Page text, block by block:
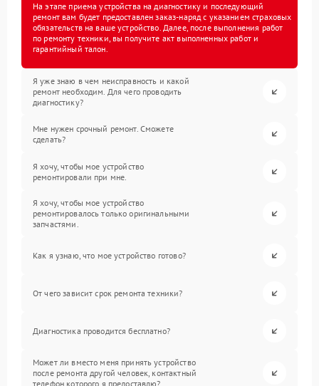
На этапе приема устройства на диагностику и последующий
ремонт вам будет предоставлен заказ-наряд с указанием страховых
обязательств на ваше устройство. Далее, после выполнения работ
по ремонту техники, вы получите акт выполненных работ и
гарантийный талон.
Я уже знаю в чем неисправность и какой
ремонт необходим. Для чего проводить
диагностику?
Мне нужен срочный ремонт. Сможете
сделать?
Я хочу, чтобы мое устройство
ремонтировали при мне.
Я хочу, чтобы мое устройство
ремонтировалось только оригинальными
запчастями.
Как я узнаю, что мое устройство готово?
От чего зависит срок ремонта техники?
Диагностика проводится бесплатно?
Может ли вместо меня принять устройство
после ремонта другой человек, контактный
телефон которого я предоставлю?